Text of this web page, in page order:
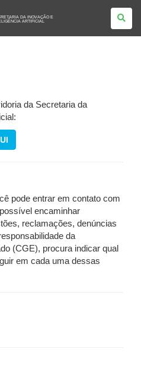
DA INOVAÇÃO E
ARTIFICIAL
da Secretaria da
pode entrar em contato com
encaminhar
reclamações, denúncias
da
(CGE), procura indicar qual
em cada uma dessas